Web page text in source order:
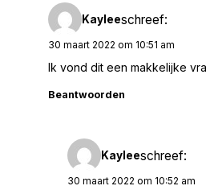
Kayleeschreef:
30 maart 2022 om 10:51 am
Ik vond dit een makkelijke
Beantwoorden
Kayleeschreef:
30 maart 2022 om 10:52 am